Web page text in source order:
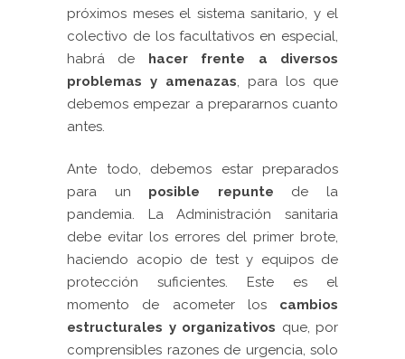
próximos meses el sistema sanitario, y el
colectivo de los facultativos en especial,
habrá de hacer frente a diversos
problemas y amenazas, para los que
debemos empezar a prepararnos cuanto
antes.
Ante todo, debemos estar preparados
para un posible repunte de la
pandemia. La Administración sanitaria
debe evitar los errores del primer brote,
haciendo acopio de test y equipos de
protección suficientes. Este es el
momento de acometer los cambios
estructurales y organizativos que, por
comprensibles razones de urgencia, solo